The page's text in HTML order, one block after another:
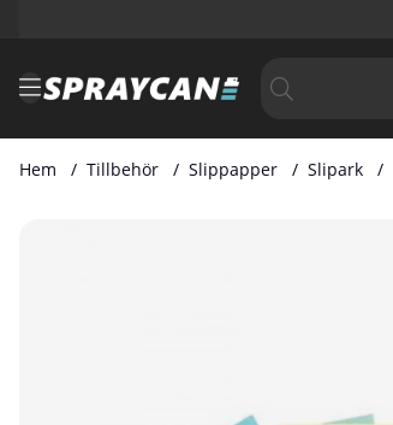
Hem Tillbehör Slippapper Slipark